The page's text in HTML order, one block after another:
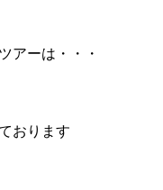
アーは・・・
おります